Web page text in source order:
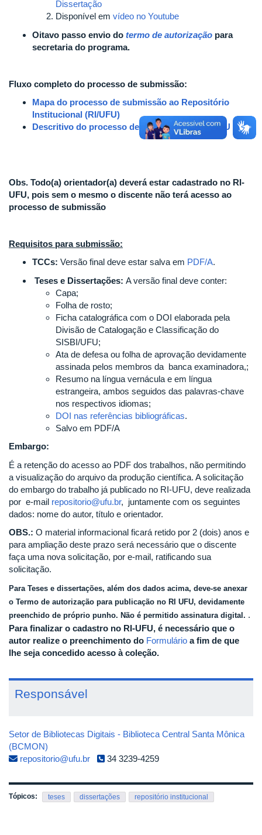
Dissertação
Disponível em vídeo no Youtube
Oitavo passo envio do termo de autorização para
secretaria do programa.
Fluxo completo do processo de submissão:
Mapa do processo de submissão ao Repositório
Institucional (RI/UFU)
Descritivo do processo de submissão ao RI-UFU
Obs. Todo(a) orientador(a) deverá estar cadastrado no RI-
UFU, pois sem o mesmo o discente não terá acesso ao
processo de submissão
Requisitos para submissão:
TCCs: Versão final deve estar salva em PDF/A.
Teses e Dissertações: ​A versão final deve conter:
Capa;
Folha de rosto;
Ficha catalográfica com o DOI elaborada pela
Divisão de Catalogação e Classificação do
SISBI/UFU;
Ata de defesa ou folha de aprovação devidamente
assinada pelos membros da banca examinadora,;
Resumo na língua vernácula e em língua
estrangeira, ambos seguidos das palavras-chave
nos respectivos idiomas;
DOI nas referências bibliográficas.
Salvo em PDF/A
Embargo:
É a retenção do acesso ao PDF dos trabalhos, não permitindo
a visualização do arquivo da produção científica. A solicitação
do embargo do trabalho já publicado no RI-UFU, deve realizada
por e-mail repositorio@ufu.br, juntamente com os seguintes
dados: nome do autor, título e orientador.
OBS.: O material informacional ficará retido por 2 (dois) anos e
para ampliação deste prazo será necessário que o discente
faça uma nova solicitação, por e-mail, ratificando sua
solicitação. ​
Para Teses e dissertações, além dos dados acima, deve-se anexar
o Termo de autorização para publicação no RI UFU, devidamente
preenchido de próprio punho. Não é permitido assinatura digital. .​
Para finalizar o cadastro no RI-UFU, é necessário que o
autor realize o preenchimento do Formulário a fim de que
lhe seja concedido acesso à coleção.
Responsável
Setor de Bibliotecas Digitais - Biblioteca Central Santa Mônica
(BCMON)
repositorio@ufu.br
34 3239-4259
Tópicos: teses dissertações repositório institucional